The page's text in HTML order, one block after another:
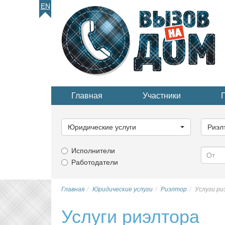
EN
Главная Участники
категорию...
Юридические услуги
Исполнители
Работодатели
Главная Юридические услуги Риэлтор Услуги
Услуги риэлтора